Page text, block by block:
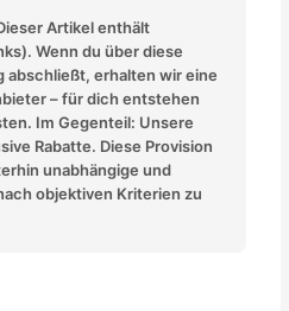
Artikel enthält
Wenn du über diese
abschließt, erhalten wir eine
– für dich entstehen
Im Gegenteil: Unsere
Rabatte. Diese Provision
unabhängige und
objektiven Kriterien zu